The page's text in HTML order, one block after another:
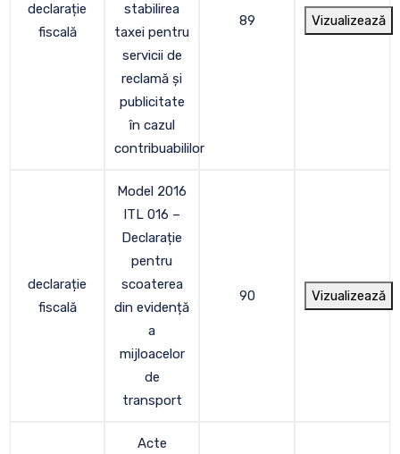
declarație
fiscală
stabilirea
taxei pentru
servicii de
reclamă şi
publicitate
în cazul
contribuabililor
89 Vizualizează
declarație
fiscală
Model 2016
ITL 016 –
Declarație
pentru
scoaterea
din evidență
a
mijloacelor
de
transport
90 Vizualizează
Acte